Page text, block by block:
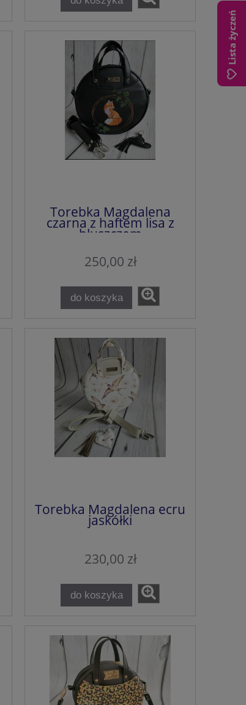
Torebka Magdalena
czarna z haftem lisa z
bluszczem
250,00 zł
do koszyka
Torebka Magdalena ecru
jaskółki
230,00 zł
do koszyka
Lista życzeń